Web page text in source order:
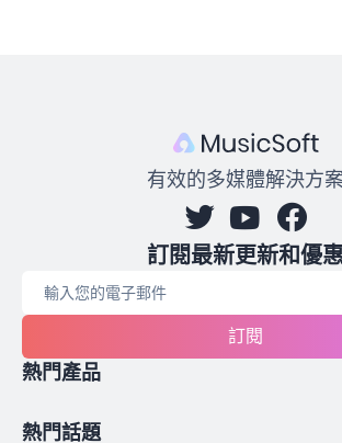
有效的多媒體解決方案
訂閱最新更新和優
訂閱
熱門產品
熱門話題